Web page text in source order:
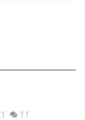
11